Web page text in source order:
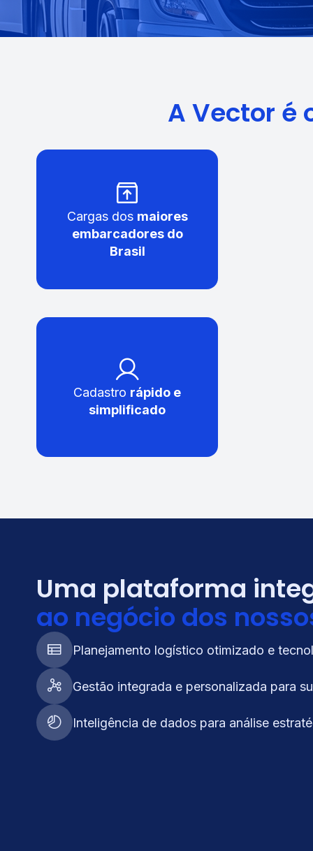
A Vector é
Cargas dos maiores
embarcadores do
Brasil
Cadastro rápido e
simplificado
Uma plataforma
ao negócio dos
Planejamento logístico otimizado e
Gestão integrada e personalizada para
Inteligência de dados para análise